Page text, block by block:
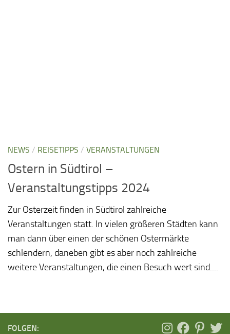
NEWS / REISETIPPS / VERANSTALTUNGEN
Ostern in Südtirol –
Veranstaltungstipps 2024
Zur Osterzeit finden in Südtirol zahlreiche
Veranstaltungen statt. In vielen größeren Städten kann
man dann über einen der schönen Ostermärkte
schlendern, daneben gibt es aber noch zahlreiche
weitere Veranstaltungen, die einen Besuch wert sind....
FOLGEN: